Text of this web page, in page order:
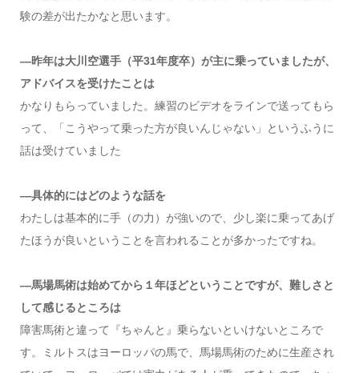
験の差が出たかなと思います。
—昨年は大川空選手（平31年度卒）が主に乗っていましたが、
アドバイスを受けたことは
かなりもらっていました。練習のビデオをラインで送ってもら
って、「こうやって乗った方が良いんじゃない」というふうに
話は受けていました
—具体的にはどのような話を
わたしは基本的に手（の力）が強いので、少し楽に乗ってあげ
たほうが良いということを言われることが多かったですね。
—馬場馬術は始めてから１年ほどということですが、難しさと
して感じるところは
障害馬術と違って『ちゃんと』乗らないといけないところで
す。ミルトスはヨーロッパの馬で、馬場馬術のために生産され